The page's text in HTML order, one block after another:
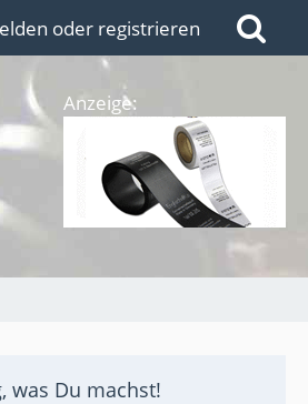
oder registrieren
Anzeige:
was Du machst!